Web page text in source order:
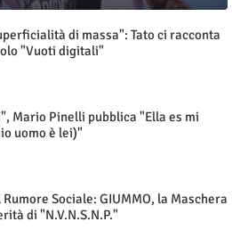
di massa": Tato ci racconta
"Vuoti digitali"
Mario Pinelli pubblica "Ella es mi
uomo è lei)"
Sociale: GIUMMO, la Maschera
di "N.V.N.S.N.P."